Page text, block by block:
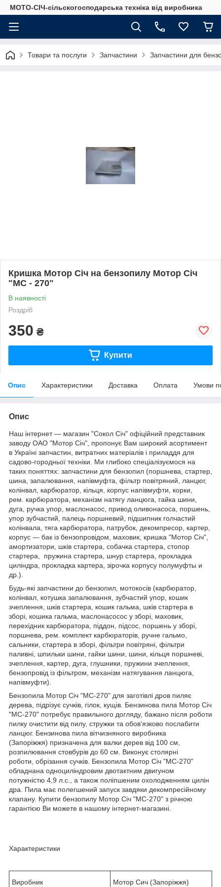
МОТО-СІЧ-сільскогосподарська техніка від виробника
Товари та послуги Запчастини Запчастини для
Кришка Мотор Січ на бензопилу Мотор Січ
"МС - 270"
В наявності
Роздріб
350 ₴
Купити
Опис Характеристики Доставка Оплата Умови
Опис
Наш інтернет — магазин "Сокол Січ" офіційний представник
заводу ОАО "Мотор Січ", пропонує Вам широкий асортимент
в Україні запчастин, витратних матеріалів і приладдя для
садово-городньої техніки. Ми глибоко спеціалізуємося на
таких поняттях: запчастини для бензопил (поршнева, стартер,
шина, запалювання, напівмуфта, фільтр повітряний, ланцюг,
колінвал, карбюратор, кільця, корпус напівмуфти, корки,
рем. карбюратора, механізм натягу ланцюга, гайка шини,
дуга, ручка упор, маслонасос, привод оливонасоса, поршень,
упор зубчастий, палець поршневий, підшипник голчастий
колінвала, тяга карбюратора, патрубок, декомпресор, картер,
корпус — бак із бензопровідом, маховик, кришка "Мотор Січ",
амортизатори, шків стартера, собачка стартера, стопор
стартера, пружина стартера, шнур стартера, прокладка
циліндра, прокладка картера, зірочка корпусу полумуфты и
др.).
Будь-які запчастини до бензопил, мотокосів (карбюратор,
колінвал, котушка запалювання, зубчастий упор, кошик
зчеплення, шків стартера, кошик гальма, шків стартера в
зборі, кошика гальма, маслонасосос у зборі, маховик,
перехідник карбюратора, піддон, підсос, поршень у зборі,
поршнева, рем. комплект карбюраторів, ручне гальмо,
сальники, стартера в зборі, фільтри повітряні, фільтри
паливні, шпильки шини, гайки шини, шини, кільця поршневі,
зчеплення, картер, дуга, глушники, пружини зчеплення,
бензопровід із фільтром, механізм натягування ланцюга,
напівмуфти).
Бензопила Мотор Січ "МС-270" для заготівлі дров пиляє
дерева, підрізує сучків, гілок, кущів. Бензинова пила Мотор Січ
"МС-270" потребує правильного догляду, бажано після роботи
пилку очистити від пилу, стружки та обов'язково послабити
ланцюг. Бензинова пила вітчизняного виробника
(Запоріжжя) призначена для валки дерев від 100 см,
розпилювання стовбурів до 60 см. Виконує столярні
роботи, обрізання сучків. Бензопила Мотор Січ "МС-270"
обладнана одноциліндровим двотактним двигуном
потужністю 4,9 л.с., а також поліпшеним охолодженням цилін
дра. Пила має полегшений запуск завдяки декомпресійному
клапану. Купити бензопилу Мотор Січ "МС-270" з річною
гарантією Ви можете в нашому інтернет-магазині.
Характеристики
Виробник Мотор Сич (Запоріжжя)